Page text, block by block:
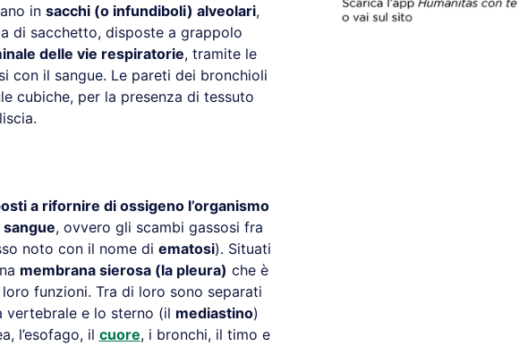
in sacchi (o infundiboli) alveolari,
di sacchetto, disposte a grappolo
delle vie respiratorie, tramite le
con il sangue. Le pareti dei bronchioli
cubiche, per la presenza di tessuto
a rifornire di ossigeno l’organismo
sangue, ovvero gli scambi gassosi fra
noto con il nome di ematosi). Situati
membrana sierosa (la pleura) che è
funzioni. Tra di loro sono separati
vertebrale e lo sterno (il mediastino)
l’esofago, il cuore, i bronchi, il timo e